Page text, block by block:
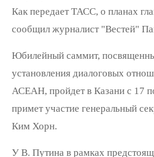
Как передает ТАСС, о планах
сообщил журналист "Вестей"
Юбилейный саммит,
установления диалоговых
АСЕАН, пройдет в Казани с 17
примет участие генеральный
Ким Хорн.
У В. Путина в рамках